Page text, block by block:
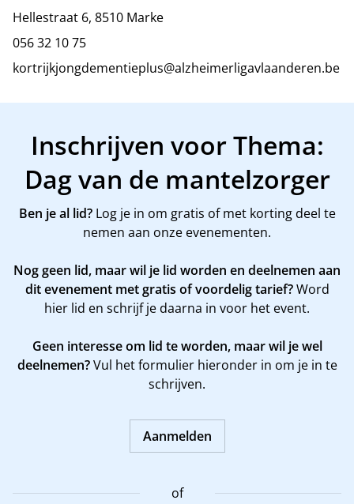
Hellestraat 6, 8510 Marke
056 32 10 75
kortrijkjongdementieplus@alzheimerligavlaanderen.be
Inschrijven voor Thema:
Dag van de mantelzorger
Ben je al lid?Log je in om gratis of met korting deel te
nemen aan onze evenementen.
Nog geen lid, maar wil je lid worden en deelnemen aan
dit evenement met gratis of voordelig tarief?Word
hier lid en schrijf je daarna in voor het event.
Geen interesse om lid te worden, maar wil je wel
deelnemen?Vul het formulier hieronder in om je in te
schrijven.
Aanmelden
of